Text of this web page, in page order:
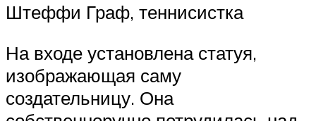
Штеффи Граф, теннисистка
На входе установлена статуя,
изображающая саму
создательницу. Она